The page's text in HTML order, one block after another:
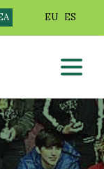
EU ES